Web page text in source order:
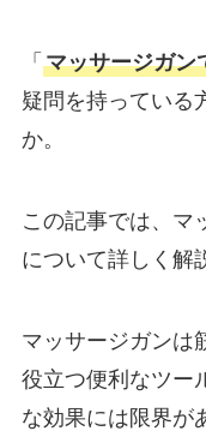
「 マッサージガン
疑問を持っている
か。
この記事では、マ
について詳しく解
マッサージガンは
役立つ便利なツー
な効果には限界が